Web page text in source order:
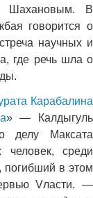
Шахановым. В
говорится о
научных и
где речь шла о
Карабалина
» — Калдыгуль
делу Максата
человек, среди
погибший в этом
Vласти. —